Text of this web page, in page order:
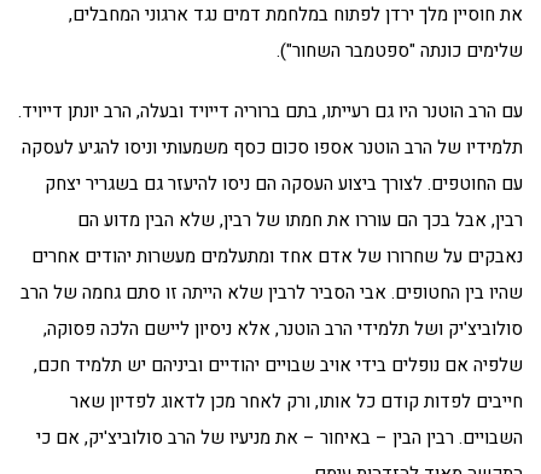
את חוסיין מלך ירדן לפתוח במלחמת דמים נגד ארגוני המחבלים,
שלימים כונתה "ספטמבר השחור").
עם הרב הוטנר היו גם רעייתו, בתם ברוריה דייויד ובעלה, הרב יונתן דייויד.
תלמידיו של הרב הוטנר אספו סכום כסף משמעותי וניסו להגיע לעסקה
עם החוטפים. לצורך ביצוע העסקה הם ניסו להיעזר גם בשגריר יצחק
רבין, אבל בכך הם עוררו את חמתו של רבין, שלא הבין מדוע הם
נאבקים על שחרורו של אדם אחד ומתעלמים מעשרות יהודים אחרים
שהיו בין החטופים. אבי הסביר לרבין שלא הייתה זו סתם גחמה של הרב
סולוביצ'יק ושל תלמידי הרב הוטנר, אלא ניסיון ליישם הלכה פסוקה,
שלפיה אם נופלים בידי אויב שבויים יהודיים וביניהם יש תלמיד חכם,
חייבים לפדות קודם כל אותו, ורק לאחר מכן לדאוג לפדיון שאר
השבויים. רבין הבין – באיחור – את מניעיו של הרב סולוביצ'יק, אם כי